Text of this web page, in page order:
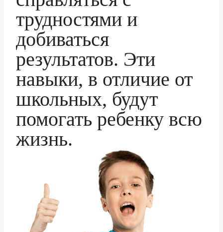
трудностями и
добиваться
результатов. Эти
навыки, в отличие от
школьных, будут
помогать ребенку всю
жизнь.